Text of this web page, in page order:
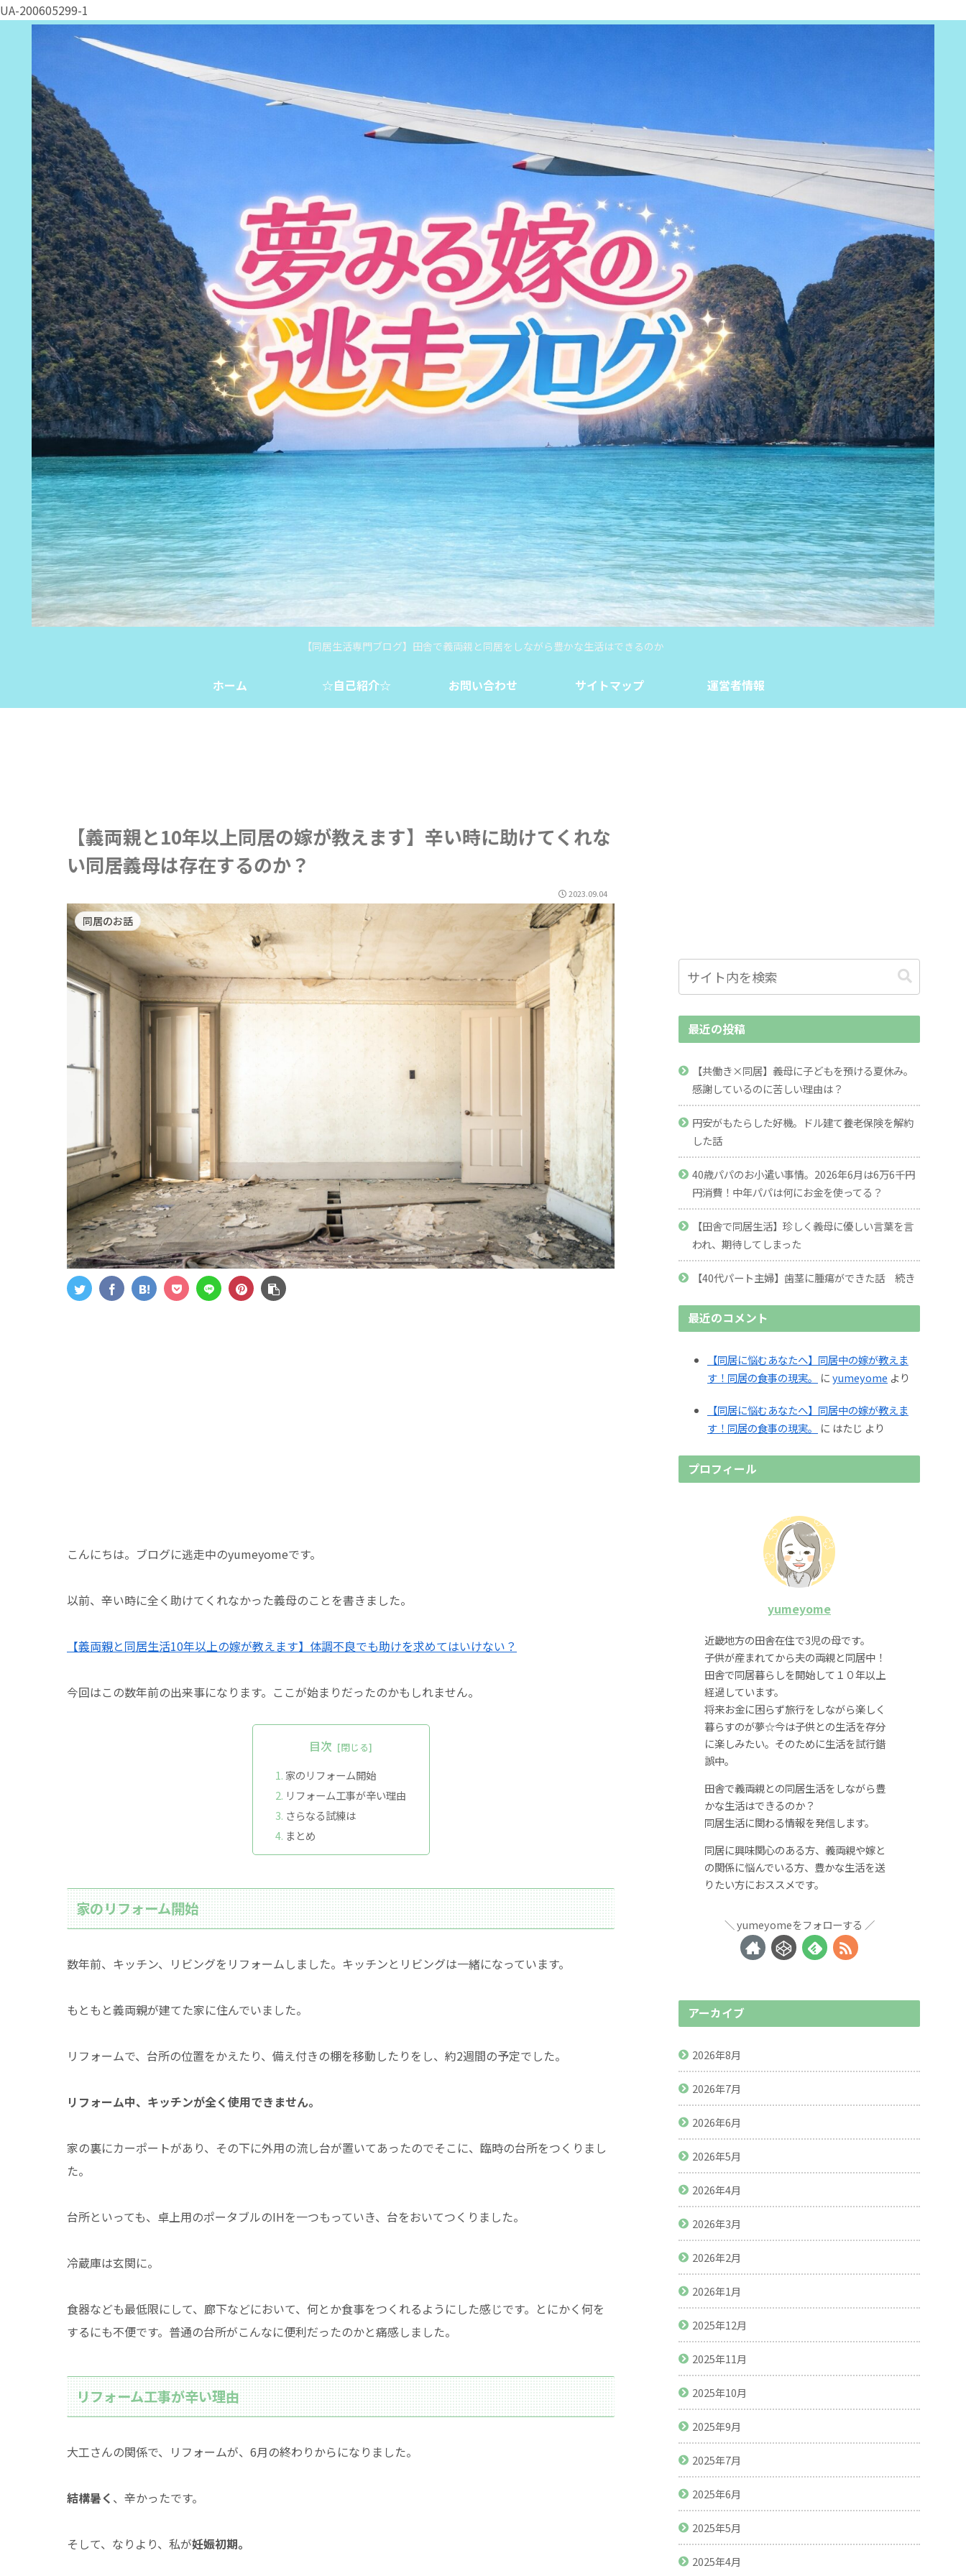
UA-200605299-1
【同居生活専門ブログ】田舎で義両親と同居をしながら豊かな生活はできるのか
ホーム ☆自己紹介☆ お問い合わせ サイトマップ 運営者情報
【義両親と10年以上同居の嫁が教えます】辛い時に助けてくれな
い同居義母は存在するのか？
2023.09.04
同居のお話
こんにちは。ブログに逃走中のyumeyomeです。
以前、辛い時に全く助けてくれなかった義母のことを書きました。
【義両親と同居生活10年以上の嫁が教えます】体調不良でも助けを求めてはいけない？
今回はこの数年前の出来事になります。ここが始まりだったのかもしれません。
目次
家のリフォーム開始
リフォーム工事が辛い理由
さらなる試練は
まとめ
家のリフォーム開始
数年前、キッチン、リビングをリフォームしました。キッチンとリビングは一緒になっています。
もともと義両親が建てた家に住んでいました。
リフォームで、台所の位置をかえたり、備え付きの棚を移動したりをし、約2週間の予定でした。
リフォーム中、キッチンが全く使用できません。
家の裏にカーポートがあり、その下に外用の流し台が置いてあったのでそこに、臨時の台所をつくりまし
た。
台所といっても、卓上用のポータブルのIHを一つもっていき、台をおいてつくりました。
冷蔵庫は玄関に。
食器なども最低限にして、廊下などにおいて、何とか食事をつくれるようにした感じです。とにかく何を
するにも不便です。普通の台所がこんなに便利だったのかと痛感しました。
リフォーム工事が辛い理由
大工さんの関係で、リフォームが、6月の終わりからになりました。
結構暑く 、辛かったです。
そして、なりより、私が妊娠初期。
最近の投稿
【共働き×同居】義母に子どもを預ける夏休み。
感謝しているのに苦しい理由は？
円安がもたらした好機。ドル建て養老保険を解約
した話
40歳パパのお小遣い事情。2026年6月は6万6千円
円消費！中年パパは何にお金を使ってる？
【田舎で同居生活】珍しく義母に優しい言葉を言
われ、期待してしまった
【40代パート主婦】歯茎に腫瘍ができた話 続き
最近のコメント
【同居に悩むあなたへ】同居中の嫁が教えま
す！同居の食事の現実。
にyumeyome より
【同居に悩むあなたへ】同居中の嫁が教えま
す！同居の食事の現実。
に はたじ より
プロフィール
yumeyome
近畿地方の田舎在住で3児の母です。
子供が産まれてから夫の両親と同居中！
田舎で同居暮らしを開始して１０年以上
経過しています。
将来お金に困らず旅行をしながら楽しく
暮らすのが夢☆今は子供との生活を存分
に楽しみたい。そのために生活を試行錯
誤中。
田舎で義両親との同居生活をしながら豊
かな生活はできるのか？
同居生活に関わる情報を発信します。
同居に興味関心のある方、義両親や嫁と
の関係に悩んでいる方、豊かな生活を送
りたい方におススメです。
yumeyomeをフォローする
アーカイブ
2026年8月
2026年7月
2026年6月
2026年5月
2026年4月
2026年3月
2026年2月
2026年1月
2025年12月
2025年11月
2025年10月
2025年9月
2025年7月
2025年6月
2025年5月
2025年4月